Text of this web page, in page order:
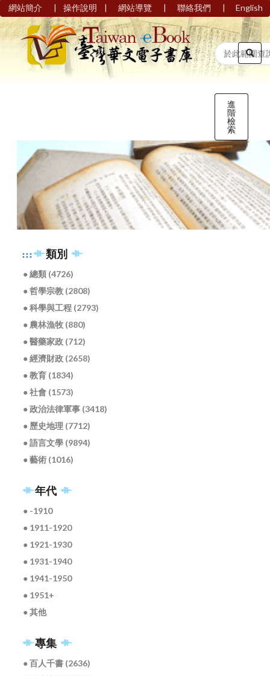
網站簡介 | 操作說明 | 網站導覽 | 聯絡我們 | English
進
階
檢
索
::: 類別
● 總類 (4726)
● 哲學宗教 (2808)
● 科學與工程 (2793)
● 農林漁牧 (880)
● 醫藥家政 (712)
● 經濟財政 (2658)
● 教育 (1834)
● 社會 (1573)
● 政治法律軍事 (3418)
● 歷史地理 (7712)
● 語言文學 (9894)
● 藝術 (1016)
年代
● -1910
● 1911-1920
● 1921-1930
● 1931-1940
● 1941-1950
● 1951+
● 其他
專集
● 百人千書 (2636)